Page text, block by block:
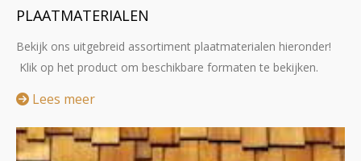
PLAATMATERIALEN
Bekijk ons uitgebreid assortiment plaatmaterialen hieronder!
Klik op het product om beschikbare formaten te bekijken.
Lees meer